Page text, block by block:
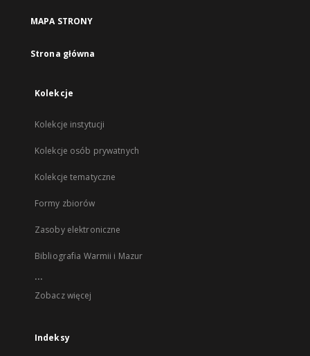
MAPA STRONY
Strona główna
Kolekcje
Kolekcje instytucji
Kolekcje osób prywatnych
Kolekcje tematyczne
Formy zbiorów
Zasoby elektroniczne
Bibliografia Warmii i Mazur
...
Zobacz więcej
Indeksy